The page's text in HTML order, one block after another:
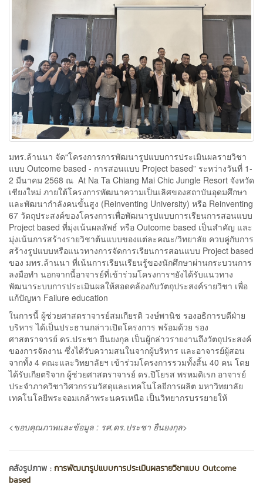
มทร.ล้านนา จัด“โครงการการพัฒนารูปแบบการประเมินผลรายวิชา
แบบ Outcome based - การสอนแบบ Project based” ระหว่างวันที่ 1-
2 มีนาคม 2568 ณ At Na Ta Chiang Mai Chic Jungle Resort จังหวัด
เชียงใหม่ ภายใต้โครงการพัฒนาความเป็นเลิศของสถาบันอุดมศึกษา
และพัฒนากำลังคนขั้นสูง (Reinventing University) หรือ Reinventing
67 วัตถุประสงค์ของโครงการเพื่อพัฒนารูปแบบการเรียนการสอนแบบ
Project based ที่มุ่งเน้นผลลัพธ์ หรือ Outcome based เป็นสำคัญ และ
มุ่งเน้นการสร้างรายวิชาต้นแบบของแต่ละคณะ/วิทยาลัย ควบคู่กับการ
สร้างรูปแบบหรือแนวทางการจัดการเรียนการสอนแบบ Project based
ของ มทร.ล้านนา ที่เน้นการเรียนเรียนรู้ของนักศึกษาผ่านกระบวนการ
ลงมือทำ นอกจากนี้อาจารย์ที่เข้าร่วมโครงการฯยังได้รับแนวทาง
พัฒนาระบบการประเมินผลให้สอดคล้องกับวัตถุประสงค์รายวิชา เพื่อ
แก้ปัญหา Failure education
ในการนี้ ผู้ช่วยศาสตราจารย์สมเกียรติ วงษ์พานิช รองอธิการบดีฝ่าย
บริหาร ได้เป็นประธานกล่าวเปิดโครงการ พร้อมด้วย รอง
ศาสตราจารย์ ดร.ประชา ยืนยงกุล เป็นผู้กล่าวรายงานถึงวัตถุประสงค์
ของการจัดงาน ซึ่งได้รับความสนในจากผู้บริหาร และอาจารย์ผู้สอน
จากทั้ง 4 คณะและวิทยาลัยฯ เข้าร่วมโครงการรวมทั้งสิ้น 40 คน โดย
ได้รับเกียตริจาก ผู้ช่วยศาสตราจารย์ ดร.ปิโยรส พรหมดิเรก อาจารย์
ประจำภาควิชาวิศวกรรมวัสดุและเทคโนโลยีการผลิต มหาวิทยาลัย
เทคโนโลยีพระจอมเกล้าพระนครเหนือ เป็นวิทยากรบรรยายให้
<ขอบคุณภาพและข้อมูล : รศ.ดร.ประชา ยืนยงกุล>
คลังรูปภาพ :การพัฒนารูปแบบการประเมินผลรายวิชาแบบ Outcome
based